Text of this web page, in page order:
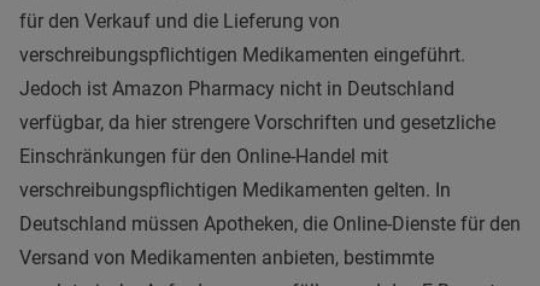
für den Verkauf und die Lieferung von
verschreibungspflichtigen Medikamenten eingeführt.
Jedoch ist Amazon Pharmacy nicht in Deutschland
verfügbar, da hier strengere Vorschriften und gesetzliche
Einschränkungen für den Online-Handel mit
verschreibungspflichtigen Medikamenten gelten. In
Deutschland müssen Apotheken, die Online-Dienste für den
Versand von Medikamenten anbieten, bestimmte